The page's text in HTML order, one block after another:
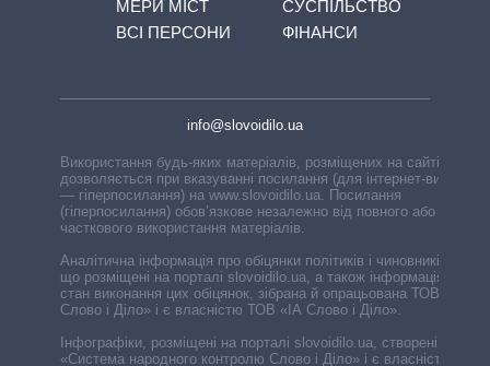
МЕРИ МІСТ
ВСІ ПЕРСОНИ
СУСПІЛЬСТВО
ФІНАНСИ
info@slovoidilo.ua
Використання будь-яких матеріалів, розміщених на сайті,
дозволяється при вказуванні посилання (для інтернет-видань
— гіперпосилання) на www.slovoidilo.ua. Посилання
(гіперпосилання) обов’язкове незалежно від повного або
часткового використання матеріалів.
Аналітична інформація про обіцянки політиків і чиновників,
що розміщені на порталі slovoidilo.ua, а також інформація про
стан виконання цих обіцянок, зібрана й опрацьована ТОВ «ІА
Слово і Діло» і є власністю ТОВ «ІА Слово і Діло».
Інфографіки, розміщені на порталі slovoidilo.ua, створені ГО
«Система народного контролю Слово і Діло» і є власністю